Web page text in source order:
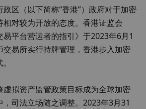
区（以下简称“香港”）政府对于加密
相对较为开放的态度。香港证监会
易平台营运者的指引》于2023年6月1
交易所实行持牌管理，香港步入加密
虚拟资产监管政策目标成为全球加密
司法立场随之调整。2023年3月31